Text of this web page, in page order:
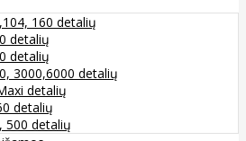
160 detalių
detalių
detalių
3000,6000 detalių
detalių
detalių
500 detalių